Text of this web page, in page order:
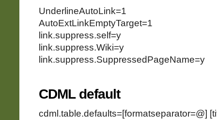
UnderlineAutoLink=1
AutoExtLinkEmptyTarget=1
link.suppress.self=y
link.suppress.Wiki=y
link.suppress.SuppressedPageName=y
CDML default
cdml.table.defaults=[formatseparator=@]